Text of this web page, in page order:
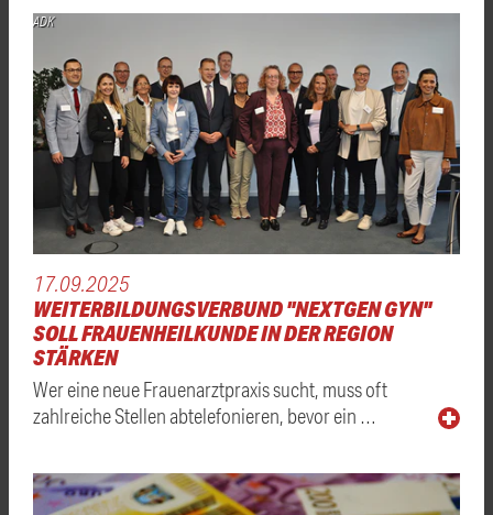
ADK
17.09.2025
WEITERBILDUNGSVERBUND "NEXTGEN GYN"
SOLL FRAUENHEILKUNDE IN DER REGION
STÄRKEN
Wer eine neue Frauenarztpraxis sucht, muss oft
zahlreiche Stellen abtelefonieren, bevor ein …